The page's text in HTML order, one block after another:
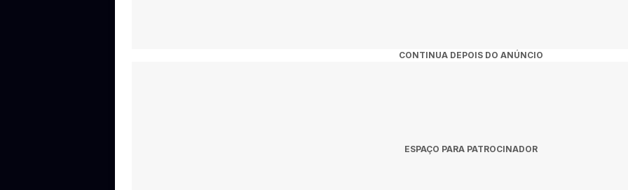
CONTINUA DEPOIS DO ANÚNCIO
ESPAÇO PARA PATROCINADOR